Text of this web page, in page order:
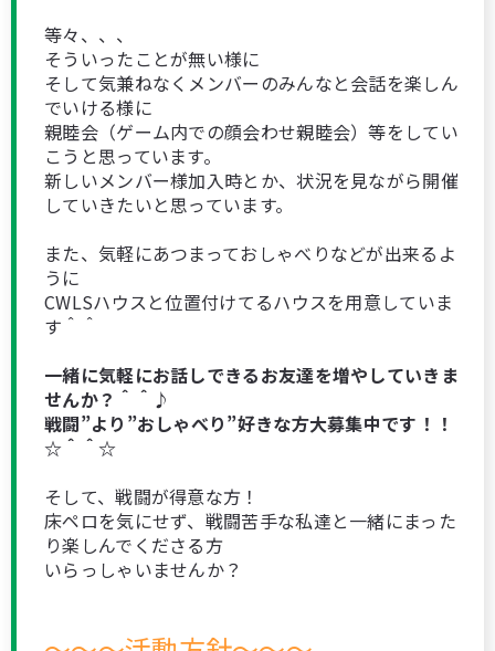
等々、、、
そういったことが無い様に
そして気兼ねなくメンバーのみんなと会話を楽しん
でいける様に
親睦会（ゲーム内での顔会わせ親睦会）等をしてい
こうと思っています。
新しいメンバー様加入時とか、状況を見ながら開催
していきたいと思っています。
また、気軽にあつまっておしゃべりなどが出来るよ
うに
CWLSハウスと位置付けてるハウスを用意していま
す＾＾
一緒に気軽にお話しできるお友達を増やしていきま
せんか？＾＾♪
戦闘”より”おしゃべり”好きな方大募集中です！！
☆＾＾☆
そして、戦闘が得意な方！
床ペロを気にせず、戦闘苦手な私達と一緒にまった
り楽しんでくださる方
いらっしゃいませんか？